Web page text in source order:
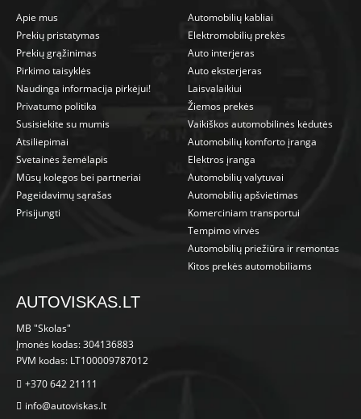
Apie mus
Prekių pristatymas
Prekių grąžinimas
Pirkimo taisyklės
Naudinga informacija pirkėjui!
Privatumo politika
Susisiekite su mumis
Atsiliepimai
Svetainės žemėlapis
Mūsų kolegos bei partneriai
Pageidavimų sąrašas
Prisijungti
Automobilių kabliai
Elektromobilių prekės
Auto interjeras
Auto eksterjeras
Laisvalaikiui
Žiemos prekės
Vaikiškos automobilinės kėdutės
Automobilių komforto įranga
Elektros įranga
Automobilių valytuvai
Automobilių apšvietimas
Komerciniam transportui
Tempimo virvės
Automobilių priežiūra ir remontas
Kitos prekės automobiliams
AUTOVISKAS.LT
MB "Skolas"
Įmonės kodas: 304136883
PVM kodas: LT100009787012
+370 642 21111
info@autoviskas.lt